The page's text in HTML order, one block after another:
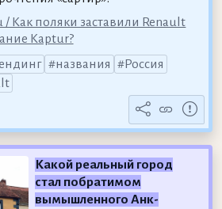
/ Как поляки заставили Renault
Kaptur?
названия
Россия
Какой реальный город
стал побратимом
вымышленного Анк-